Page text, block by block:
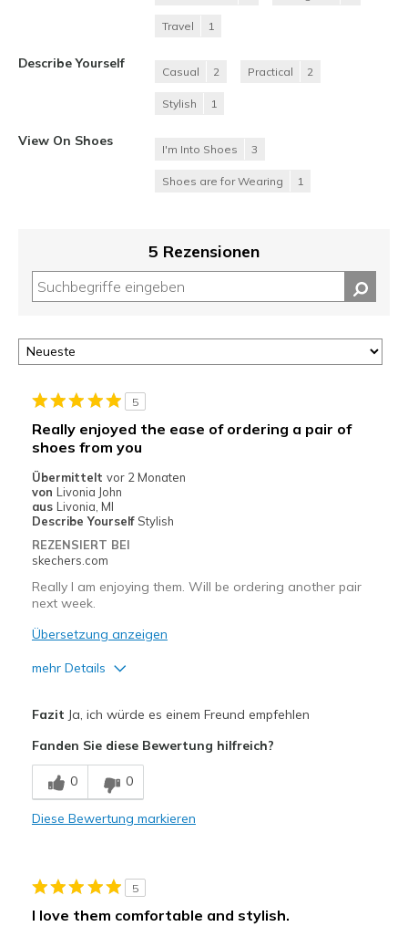
Travel 1
Describe Yourself
Casual 2 Practical 2
Stylish 1
View On Shoes
I'm Into Shoes 3
Shoes are for Wearing 1
5 Rezensionen
5
Really enjoyed the ease of ordering a pair of
shoes from you
Übermittelt vor 2 Monaten
von Livonia John
aus Livonia, MI
Describe Yourself Stylish
REZENSIERT BEI
skechers.com
Really I am enjoying them. Will be ordering another pair
next week.
Übersetzung anzeigen
mehr Details
Geeignete Verwendung
Casual Wear
View On Shoes
I'm Into Shoes
Fazit Ja, ich würde es einem Freund empfehlen
Fanden Sie diese Bewertung hilfreich?
0 0
Diese Bewertung markieren
5
I love them comfortable and stylish.